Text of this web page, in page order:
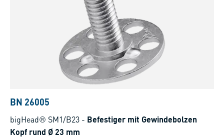
BN 26005
bigHead® SM1/B23 - Befestiger mit Gewindebolzen
Kopf rund Ø 23 mm